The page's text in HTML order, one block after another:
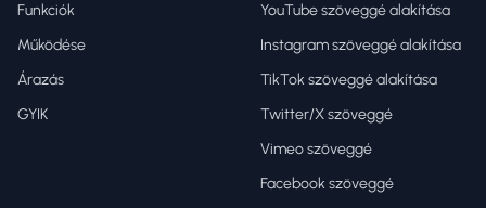
Funkciók
Működése
Árazás
GYIK
YouTube szöveggé alakítása
Instagram szöveggé alakítása
TikTok szöveggé alakítása
Twitter/X szöveggé
Vimeo szöveggé
Facebook szöveggé